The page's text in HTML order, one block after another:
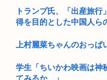
トランプ氏、「出産旅
得を目的とした中国人ら
上村麗菜ちゃんのおっぱ
学生「ちいかわ映画は神
てみるか…」